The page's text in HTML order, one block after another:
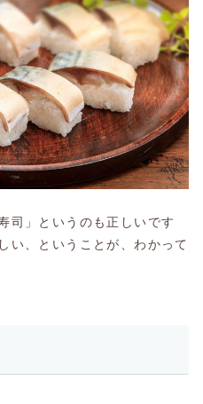
司」というのも正しいです
い、ということが、わかって